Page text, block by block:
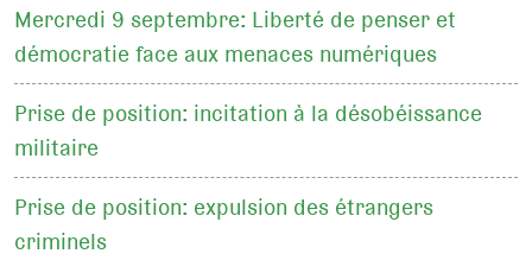
Mercredi 9 septembre: Liberté de penser et
démocratie face aux menaces numériques
Prise de position: incitation à la désobéissance
militaire
Prise de position: expulsion des étrangers
criminels